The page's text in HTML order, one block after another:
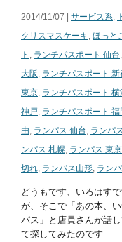
2014/11/07 | サービス系,
クリスマスケーキ, ほっと
ト , ランチパスポート 仙台,
大阪, ランチパスポート 新
東京, ランチパスポート 横
神戸, ランチパスポート 福
由, ランパス 仙台, ランパ
ンパス 札幌, ランパス 東京
切れ, ランパス山形, ラン
どうもです、いろはす
が、そこで「あの本、
パス」と店員さんが話
て探してみたのです